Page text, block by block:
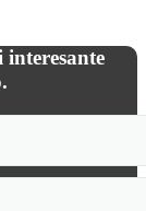
interesante